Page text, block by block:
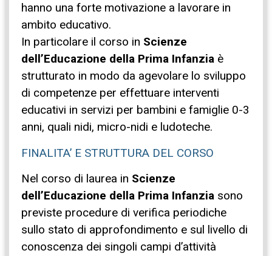
hanno una forte motivazione a lavorare in
ambito educativo.
In particolare il corso in Scienze
dell’Educazione della Prima Infanzia è
strutturato in modo da agevolare lo sviluppo
di competenze per effettuare interventi
educativi in servizi per bambini e famiglie 0-3
anni, quali nidi, micro-nidi e ludoteche.
FINALITA’ E STRUTTURA DEL CORSO
Nel corso di laurea in Scienze
dell’Educazione della Prima Infanzia sono
previste procedure di verifica periodiche
sullo stato di approfondimento e sul livello di
conoscenza dei singoli campi d’attività